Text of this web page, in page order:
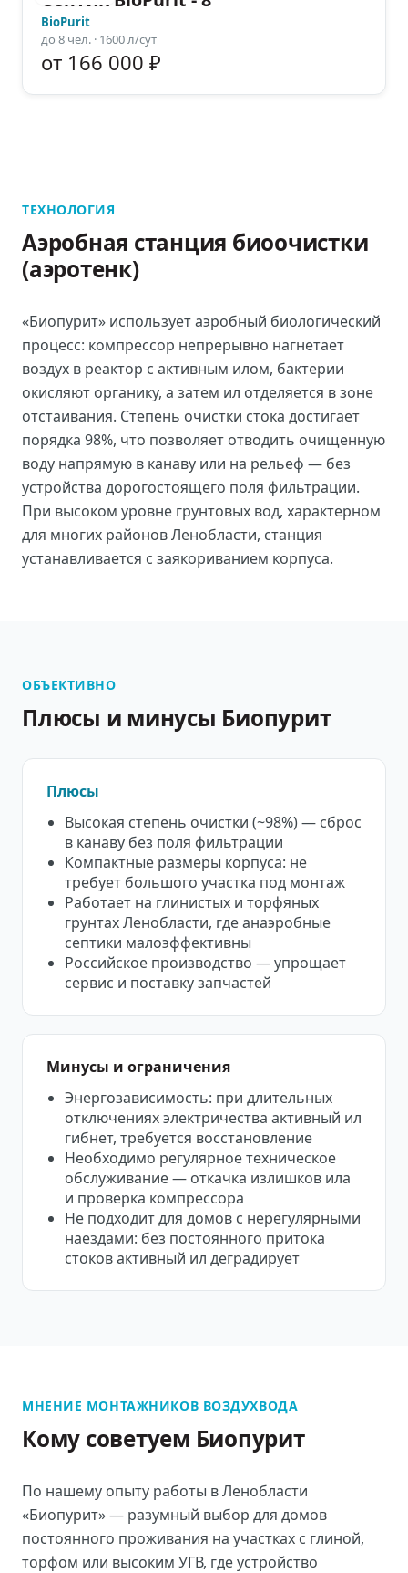
BioPurit
до 8 чел. · 1600 л/сут
от 166 000 ₽
ТЕХНОЛОГИЯ
Аэробная станция биоочистки
(аэротенк)
«Биопурит» использует аэробный биологический
процесс: компрессор непрерывно нагнетает
воздух в реактор с активным илом, бактерии
окисляют органику, а затем ил отделяется в зоне
отстаивания. Степень очистки стока достигает
порядка 98%, что позволяет отводить очищенную
воду напрямую в канаву или на рельеф — без
устройства дорогостоящего поля фильтрации.
При высоком уровне грунтовых вод, характерном
для многих районов Ленобласти, станция
устанавливается с заякориванием корпуса.
ОБЪЕКТИВНО
Плюсы и минусы Биопурит
Плюсы
Высокая степень очистки (~98%) — сброс
в канаву без поля фильтрации
Компактные размеры корпуса: не
требует большого участка под монтаж
Работает на глинистых и торфяных
грунтах Ленобласти, где анаэробные
септики малоэффективны
Российское производство — упрощает
сервис и поставку запчастей
Минусы и ограничения
Энергозависимость: при длительных
отключениях электричества активный ил
гибнет, требуется восстановление
Необходимо регулярное техническое
обслуживание — откачка излишков ила
и проверка компрессора
Не подходит для домов с нерегулярными
наездами: без постоянного притока
стоков активный ил деградирует
МНЕНИЕ МОНТАЖНИКОВ ВОЗДУХВОДА
Кому советуем Биопурит
По нашему опыту работы в Ленобласти
«Биопурит» — разумный выбор для домов
постоянного проживания на участках с глиной,
торфом или высоким УГВ, где устройство